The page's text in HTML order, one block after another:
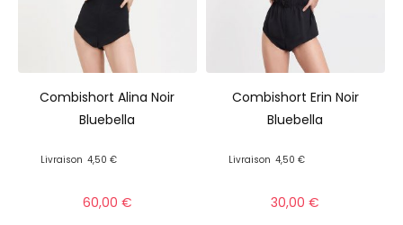
Combishort Alina Noir
Bluebella
Livraison 4,50 €
60,00 €
Combishort Erin Noir
Bluebella
Livraison 4,50 €
30,00€